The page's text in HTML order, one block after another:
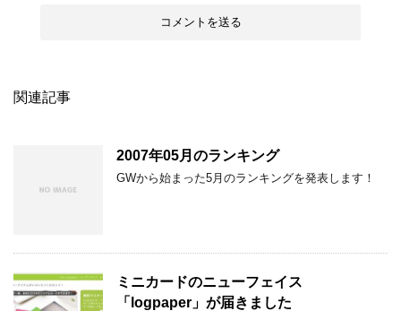
関連記事
2007年05月のランキング
GWから始まった5月のランキングを発表します！
ミニカードのニューフェイス
「logpaper」が届きました